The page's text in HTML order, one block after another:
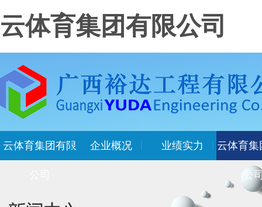
云体育集团有限公司
云体育集团有限 企业概况 业绩实力 云体育集
公